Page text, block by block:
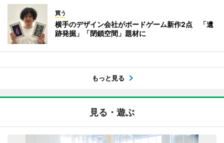
買う
横手のデザイン会社がボードゲーム新作2点 「遺
跡発掘」「閉鎖空間」題材に
もっと見る
見る・遊ぶ